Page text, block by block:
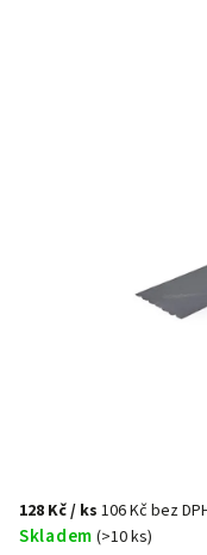
128 Kč/ ks 106 Kč bez
Skladem (>10 ks)